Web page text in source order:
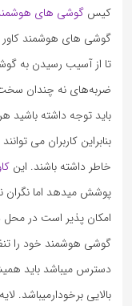
کیس گوشی های
گوشی های هوشمند کاور
تا از آسیب رسیدن به
ضربه‌های نه چندان سخت
باید توجه داشته باشید
بنابراین کاربران می
خاطر داشته باشند. این
پوشش میدهد اما
امکان پذیر است در محل
گوشی هوشمند خود را
دسترس میباشد باید
بالایی برخودارمیباشد.